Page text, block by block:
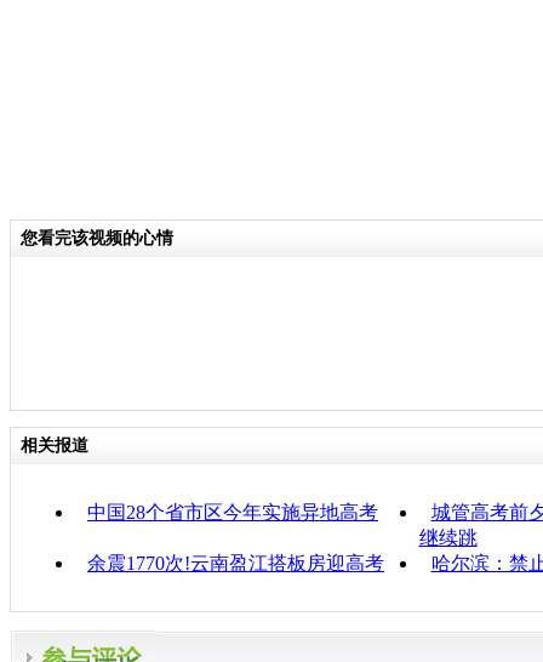
您看完该视频的心情
相关报道
中国28个省市区今年实施异地高考
城管高考前
继续跳
余震1770次!云南盈江搭板房迎高考
哈尔滨：禁